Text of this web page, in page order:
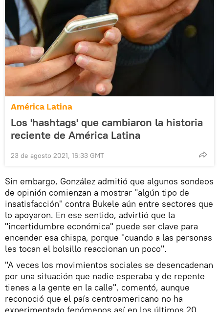
América Latina
Los 'hashtags' que cambiaron la historia
reciente de América Latina
23 de agosto 2021, 16:33 GMT
Sin embargo, González admitió que algunos sondeos
de opinión comienzan a mostrar "algún tipo de
insatisfacción" contra Bukele aún entre sectores que
lo apoyaron. En ese sentido, advirtió que la
"incertidumbre económica" puede ser clave para
encender esa chispa, porque "cuando a las personas
les tocan el bolsillo reaccionan un poco".
"A veces los movimientos sociales se desencadenan
por una situación que nadie esperaba y de repente
tienes a la gente en la calle", comentó, aunque
reconoció que el país centroamericano no ha
experimentado fenómenos así en los últimos 20